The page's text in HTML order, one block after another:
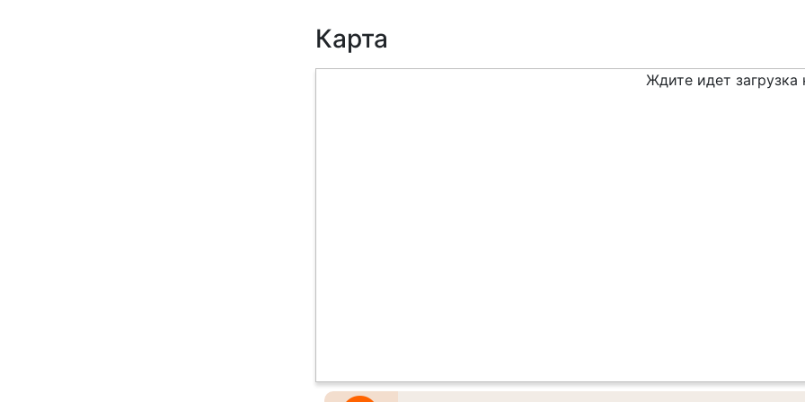
Карта
Ждите идет загрузка